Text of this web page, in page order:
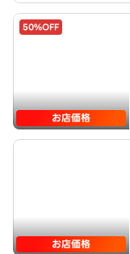
50%OFF
お店価格
お店価格